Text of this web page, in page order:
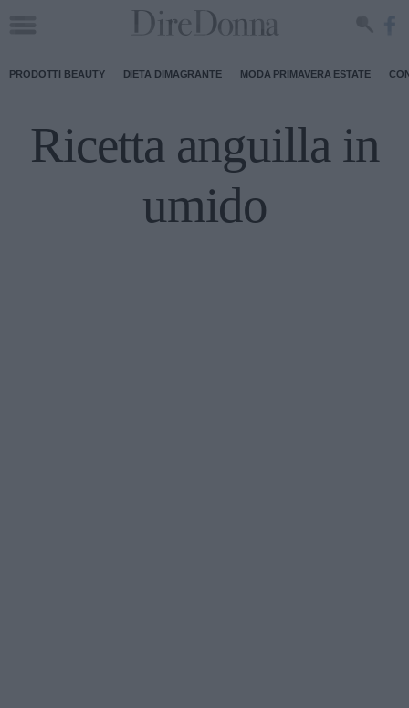
PRODOTTI BEAUTY DIETA DIMAGRANTE MODA PRIMAVERA ESTATE
Ricetta anguilla in
umido